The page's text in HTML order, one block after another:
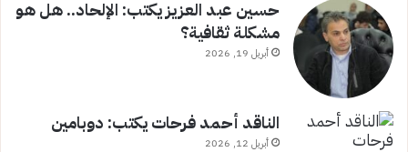
حسين عبد العزيز يكتب: الإلحاد.. هل هو
مشكلة ثقافية؟
أبريل 19, 2026
الناقد أحمد فرحات يكتب: دوبامين
أبريل 12, 2026